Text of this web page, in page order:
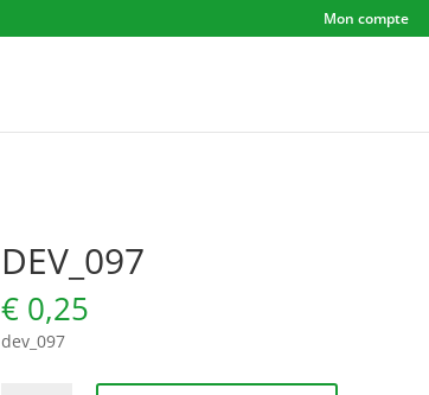
Mon compte
DEV_097
€ 0,25
dev_097